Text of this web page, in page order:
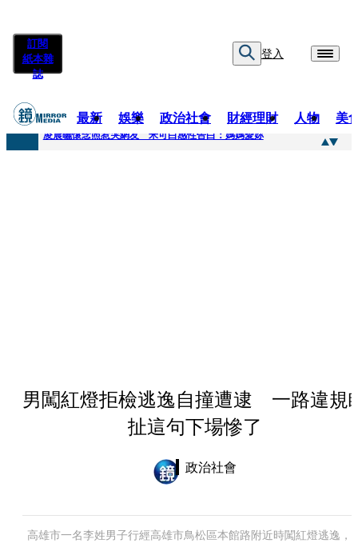
訂閱
紙本雜
誌
登入
最新 娛樂 政治社會 財經理財 人物 美
快訊
凌晨曬懷念照惹哭網友 米可白感性告白：媽媽愛妳
男闖紅燈拒檢逃逸自撞遭逮 一路違規
扯這句下場慘了
政治社會
高雄市一名李姓男子行經高雄市鳥松區本館路附近時闖紅燈逃逸，